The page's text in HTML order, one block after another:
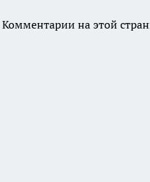
Комментарии на этой